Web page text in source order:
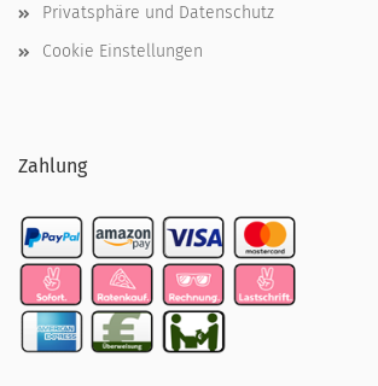
Privatsphäre und Datenschutz
Cookie Einstellungen
Zahlung